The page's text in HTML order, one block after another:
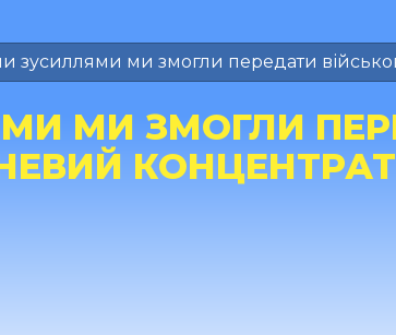
зусиллями ми змогли передати
МИ ЗМОГЛИ